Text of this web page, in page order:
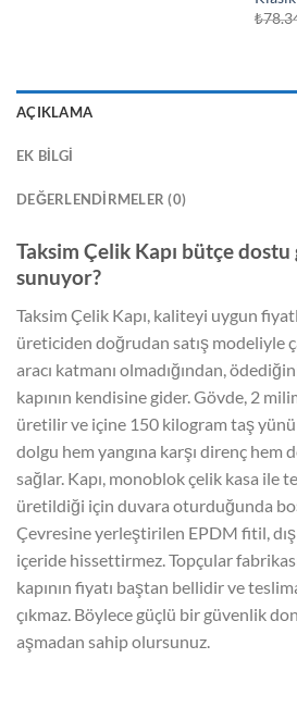
₺
AÇIKLAMA
EK BILGI
DEĞERLENDIRMELER (0)
Taksim Çelik Kapı bütçe
sunuyor?
Taksim Çelik Kapı, kaliteyi uygun
üreticiden doğrudan satış modeliyle
aracı katmanı olmadığından,
kapının kendisine gider. Gövde, 2
üretilir ve içine 150 kilogram taş
dolgu hem yangına karşı direnç hem de
sağlar. Kapı, monoblok çelik kasa ile
üretildiği için duvara oturduğunda
Çevresine yerleştirilen EPDM fitil,
içeride hissettirmez. Topçular
kapının fiyatı baştan bellidir ve
çıkmaz. Böylece güçlü bir güvenlik
aşmadan sahip olursunuz.